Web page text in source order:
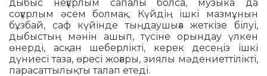
дыбыс неғұрлым сапалы болса, музыка да
соғұрлым әсем болмақ. Күйдің ішкі мазмұнын
бұзбай, саф күйінде тыңдаушыға жеткізе білуі,
дыбыстың мәнін ашып, түсіне орындау үлкен
өнерді, асқан шеберлікті, керек десеңіз ішкі
дүниесі таза, өресі жоғары, зиялы мәдениеттілікті,
парасаттылықты талап етеді.